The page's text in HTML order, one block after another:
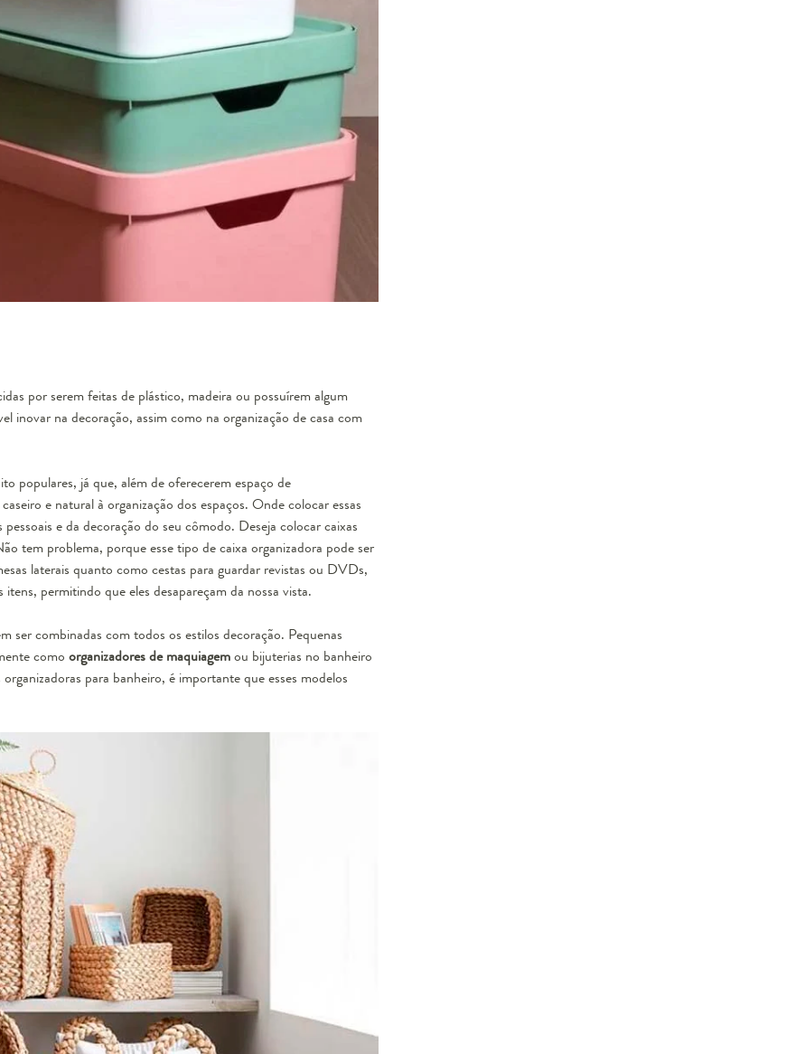
Ginger Off White
esgotado
esgotado
Organizadoras Tess
esgotado
Pequeno
por serem feitas de plástico, madeira ou possuírem algum
inovar na decoração, assim como na organização de casa com
populares, já que, além de oferecerem espaço de
e natural à organização dos espaços. Onde colocar essas
e da decoração do seu cômodo. Deseja colocar caixas
tem problema, porque esse tipo de caixa organizadora pode ser
laterais quanto como cestas para guardar revistas ou DVDs,
permitindo que eles desapareçam da nossa vista.
ser combinadas com todos os estilos decoração. Pequenas
como organizadores de maquiagemou bijuterias no banheiro
para banheiro, é importante que esses modelos